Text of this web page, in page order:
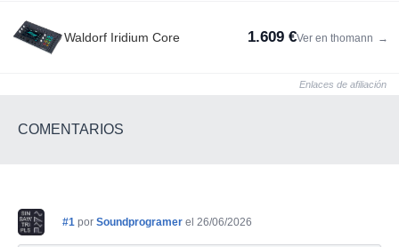
Waldorf Iridium Core 1.609 €Ver en thomann →
Enlaces de afiliación
COMENTARIOS
#1 por Soundprogramer el 26/06/2026